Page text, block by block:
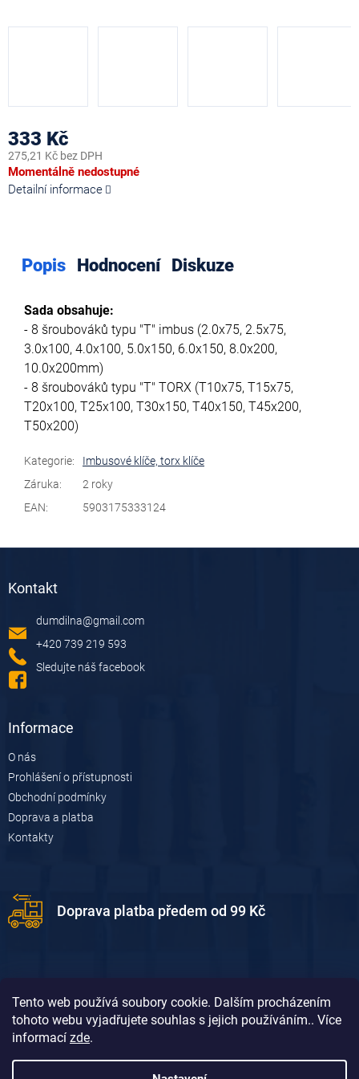
Tento web používá soubory cookie. Dalším procházením
tohoto webu vyjadřujete souhlas s jejich používáním.. Více
informací zde.
333 Kč
275,21 Kč bez DPH
Měrná
cena:
Momentálně nedostupné
Detailní informace
Popis Hodnocení Diskuze
Sada obsahuje:
- 8 šroubováků typu "T" imbus (2.0x75, 2.5x75,
3.0x100, 4.0x100, 5.0x150, 6.0x150, 8.0x200,
10.0x200mm)
- 8 šroubováků typu "T" TORX (T10x75, T15x75,
T20x100, T25x100, T30x150, T40x150, T45x200,
T50x200)
Kategorie:
Imbusové klíče, torx klíče
Záruka:
2 roky
EAN: 5903175333124
Kontakt
dumdilna@gmail.com
+420 739 219 593
Sledujte náš facebook
Informace
O nás
Prohlášení o přístupnosti
Obchodní podmínky
Doprava a platba
Kontakty
Doprava platba předem od 99 Kč
Doprava platba dobírkou od 119 Kč